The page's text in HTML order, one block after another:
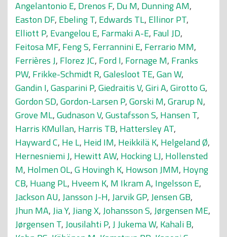
Angelantonio E, Drenos F, Du M, Dunning AM,
Easton DF, Ebeling T, Edwards TL, Ellinor PT,
Elliott P, Evangelou E, Farmaki A-E, Faul JD,
Feitosa MF, Feng S, Ferrannini E, Ferrario MM,
Ferrières J, Florez JC, Ford I, Fornage M, Franks
PW, Frikke-Schmidt R,Galesloot TE,Gan W,
Gandin I,Gasparini P,Giedraitis V,Giri A,Girotto G,
Gordon SD,Gordon-Larsen P,Gorski M,Grarup N,
Grove ML,Gudnason V,Gustafsson S, Hansen T,
Harris KMullan, Harris TB, Hattersley AT,
Hayward C, He L, Heid IM, Heikkilä K, Helgeland Ø,
Hernesniemi J, Hewitt AW, Hocking LJ, Hollensted
M, Holmen OL,G Hovingh K, Howson JMM, Hoyng
CB, Huang PL, Hveem K, M Ikram A, Ingelsson E,
Jackson AU,Jansson J-H,Jarvik GP,Jensen GB,
Jhun MA,Jia Y,Jiang X,Johansson S,Jørgensen ME,
Jørgensen T,Jousilahti P,J Jukema W, Kahali B,